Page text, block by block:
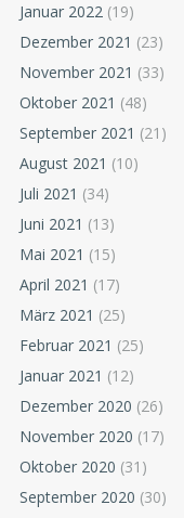
Januar 2022 (19)
Dezember 2021 (23)
November 2021 (33)
Oktober 2021 (48)
September 2021 (21)
August 2021 (10)
Juli 2021 (34)
Juni 2021 (13)
Mai 2021 (15)
April 2021 (17)
März 2021 (25)
Februar 2021 (25)
Januar 2021 (12)
Dezember 2020 (26)
November 2020 (17)
Oktober 2020 (31)
September 2020 (30)